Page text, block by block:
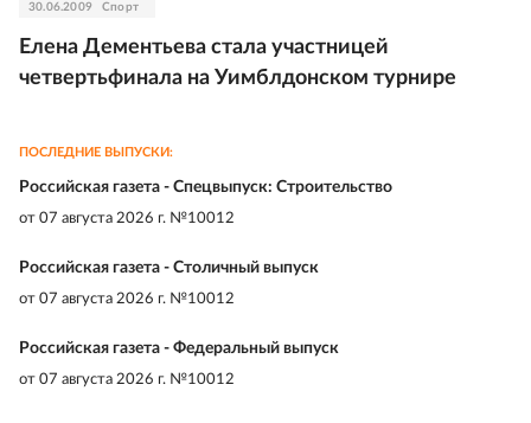
30.06.2009 Спорт
Елена Дементьева стала участницей
четвертьфинала на Уимблдонском турнире
ПОСЛЕДНИЕ ВЫПУСКИ:
Российская газета - Спецвыпуск: Строительство
от 07 августа 2026 г. №10012
Российская газета - Столичный выпуск
от 07 августа 2026 г. №10012
Российская газета - Федеральный выпуск
от 07 августа 2026 г. №10012